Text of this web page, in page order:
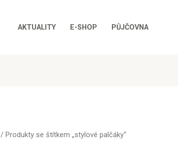
AKTUALITY E-SHOP PŮJČOVNA
/ Produkty se štítkem „stylové palčáky“